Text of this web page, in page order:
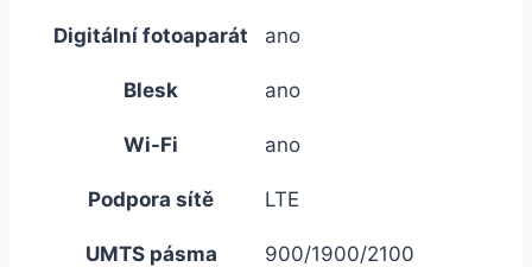
Digitální fotoaparát ano
Blesk ano
Wi-Fi ano
Podpora sítě LTE
UMTS pásma 900/1900/2100